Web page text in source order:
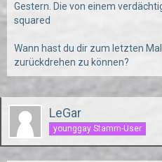
Gestern. Die von einem
squared
Wann hast du dir zum letzten
zurückdrehen zu können?
LeGar
younggay Stamm-User